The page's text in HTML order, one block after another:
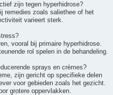
zijn tegen hyperhidrose?
remedies zoals saliethee of het
varieert sterk.
vooral bij primaire hyperhidrose.
rol spelen in de behandeling.
sprays en crèmes?
zijn gericht op specifieke delen
voor gebieden zoals het gezicht.
grotere oppervlakken.